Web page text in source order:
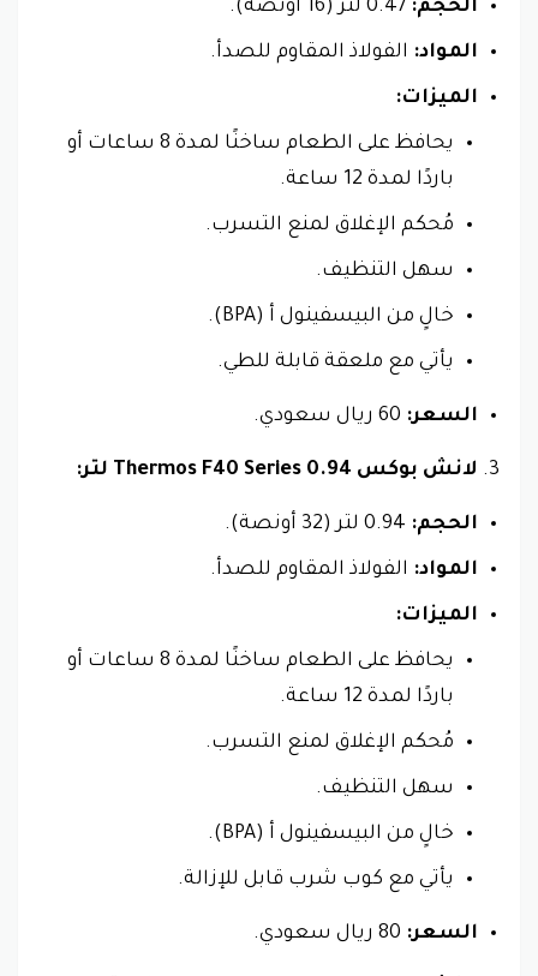
الحجم:
المواد: الفولاذ المقاوم للصدأ.
الميزات:
يحافظ على الطعام ساخنًا لمدة 8 ساعات أو
باردًا لمدة 12 ساعة.
مُحكم الإغلاق لمنع التسرب.
سهل التنظيف.
خالٍ من البيسفينول أ (BPA).
يأتي مع ملعقة قابلة للطي.
السعر:
لانش بوكس Thermos F40 Series 0.94 لتر:
الحجم:
المواد: الفولاذ المقاوم للصدأ.
الميزات:
يحافظ على الطعام ساخنًا لمدة 8 ساعات أو
باردًا لمدة 12 ساعة.
مُحكم الإغلاق لمنع التسرب.
سهل التنظيف.
خالٍ من البيسفينول أ (BPA).
يأتي مع كوب شرب قابل للإزالة.
السعر: